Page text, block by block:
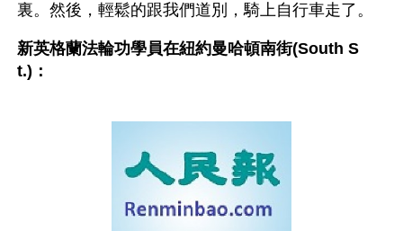
裏。然後，輕鬆的跟我們道別，騎上自行車走了。
新英格蘭法輪功學員在紐約曼哈頓南街(South S
t.)：